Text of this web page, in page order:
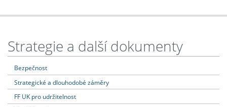
Strategie a další dokumenty
Bezpečnost
Strategické a dlouhodobé záměry
FF UK pro udržitelnost